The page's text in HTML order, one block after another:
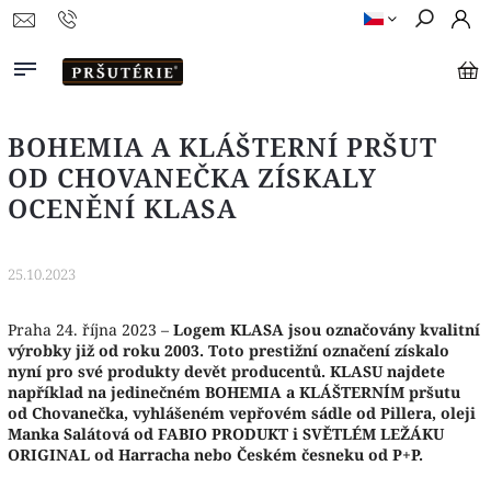
BOHEMIA A KLÁŠTERNÍ PRŠUT
OD CHOVANEČKA ZÍSKALY
OCENĚNÍ KLASA
25.10.2023
Praha 24. října 2023 – Logem KLASA jsou označovány kvalitní
výrobky již od roku 2003. Toto prestižní označení získalo
nyní pro své produkty devět producentů. KLASU najdete
například na jedinečném BOHEMIA a KLÁŠTERNÍM pršutu
od Chovanečka, vyhlášeném vepřovém sádle od Pillera, oleji
Manka Salátová od FABIO PRODUKT i SVĚTLÉM LEŽÁKU
ORIGINAL od Harracha nebo Českém česneku od P+P.